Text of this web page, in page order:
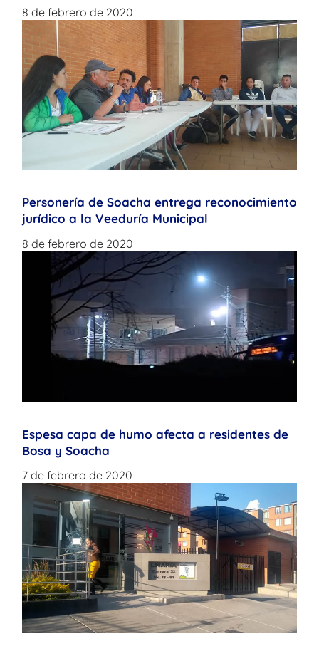
8 de febrero de 2020
Personería de Soacha entrega reconocimiento
jurídico a la Veeduría Municipal
8 de febrero de 2020
Espesa capa de humo afecta a residentes de
Bosa y Soacha
7 de febrero de 2020